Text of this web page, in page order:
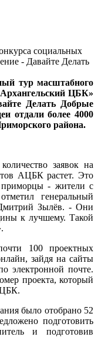
тур масштабного
ЦБК»
Делать Добрые
отдали более 4000
района.
заявок на
АЦБК растет. Это
- жители с
генеральный
Зылёв. - Они
к лучшему. Такой
100 проектных
зайдя на сайты
электронной почте.
проекта, который
было отобрано 52
подготовить
и подготовив